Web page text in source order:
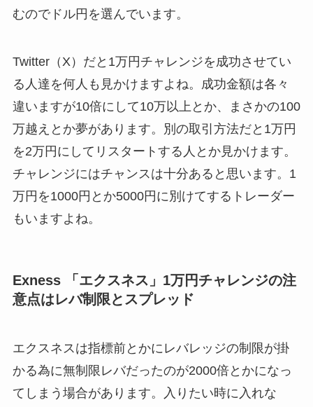
むのでドル円を選んでいます。
Twitter（X）だと1万円チャレンジを成功させてい
る人達を何人も見かけますよね。成功金額は各々
違いますが10倍にして10万以上とか、まさかの100
万越えとか夢があります。別の取引方法だと1万円
を2万円にしてリスタートする人とか見かけます。
チャレンジにはチャンスは十分あると思います。1
万円を1000円とか5000円に別けてするトレーダー
もいますよね。
Exness
「エクスネス」1万円チャレンジの注
意点はレバ制限とスプレッド
エクスネスは指標前とかにレバレッジの制限が掛
かる為に無制限レバだったのが2000倍とかになっ
てしまう場合があります。入りたい時に入れな